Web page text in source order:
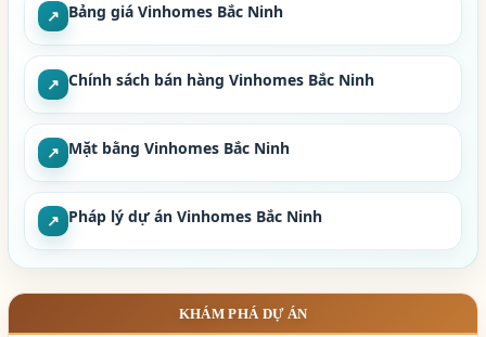
↗ Bảng giá Vinhomes Bắc Ninh
↗ Chính sách bán hàng Vinhomes Bắc Ninh
↗ Mặt bằng Vinhomes Bắc Ninh
↗ Pháp lý dự án Vinhomes Bắc Ninh
KHÁM PHÁ DỰ ÁN